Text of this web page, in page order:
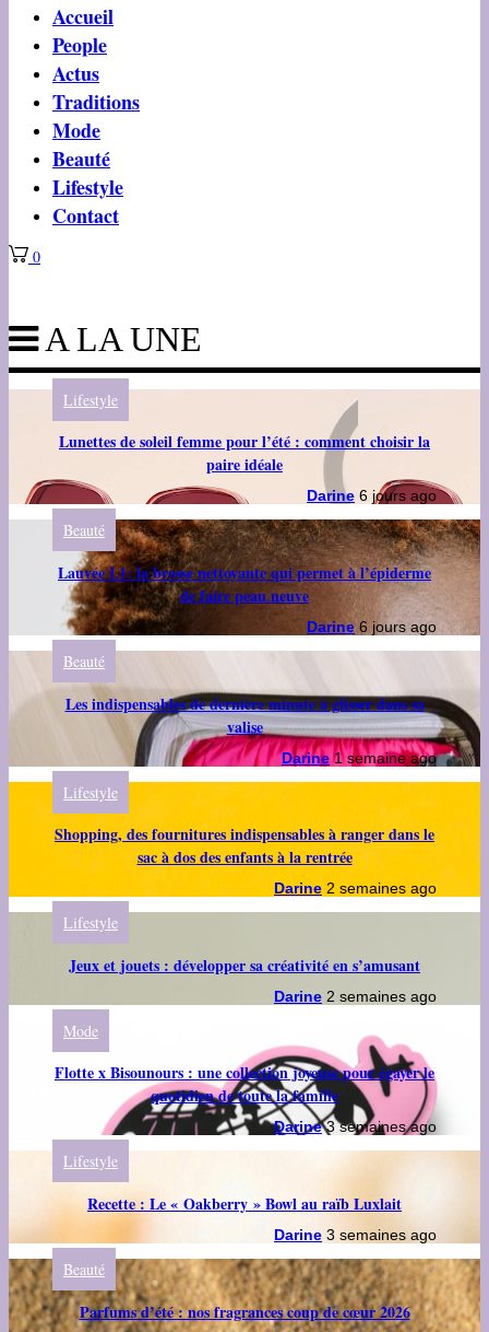
Accueil
People
Actus
Traditions
Mode
Beauté
Lifestyle
Contact
0
A LA UNE
Lifestyle
Lunettes de soleil femme pour l’été : comment choisir la
paire idéale
Darine 6 jours ago
Beauté
Lauvée L1: la brosse nettoyante qui permet à l’épiderme
de faire peau neuve
Darine 6 jours ago
Beauté
Les indispensables de dernière minute à glisser dans sa
valise
Darine 1 semaine ago
Lifestyle
Shopping, des fournitures indispensables à ranger dans le
sac à dos des enfants à la rentrée
Darine 2 semaines ago
Lifestyle
Jeux et jouets : développer sa créativité en s’amusant
Darine 2 semaines ago
Mode
Flotte x Bisounours : une collection joyeuse pour égayer le
quotidien de toute la famille
Darine 3 semaines ago
Lifestyle
Recette : Le « Oakberry » Bowl au raïb Luxlait
Darine 3 semaines ago
Beauté
Parfums d’été : nos fragrances coup de cœur 2026